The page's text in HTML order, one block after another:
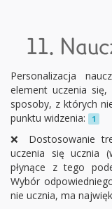
11.
Personalizacja
element uczenia
sposoby, z których
punktu widzenia:
1
❌ Dostosowanie
uczenia się ucznia
płynące z tego
Wybór
nie ucznia, ma